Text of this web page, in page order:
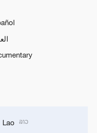
Lao ລາວ